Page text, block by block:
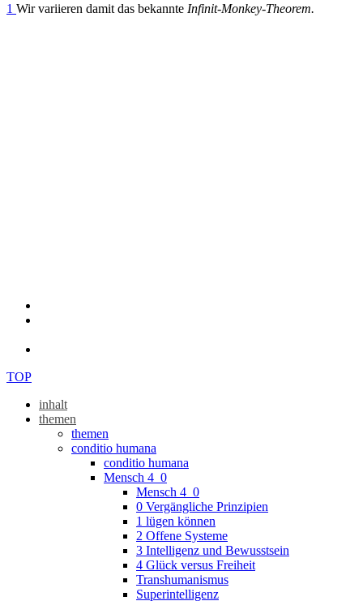
1 Wir variieren damit das bekannte Infinit-Monkey-Theorem.
TOP
inhalt
themen
themen
conditio humana
conditio humana
Mensch 4_0
Mensch 4_0
0 Vergängliche Prinzipien
1 lügen können
2 Offene Systeme
3 Intelligenz und Bewusstsein
4 Glück versus Freiheit
Transhumanismus
Superintelligenz